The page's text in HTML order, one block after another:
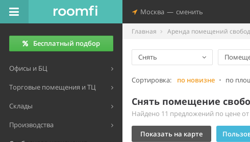
Москва — сменить
Бесплатный подбор
Офисы и БЦ
Торговые помещения и ТЦ
Склады
Производства
Главная Аренда помещений
Снять
Сортировка: по новизне • по
Снять помещение
Найдено 11 предложений по цене от
Показать на карте